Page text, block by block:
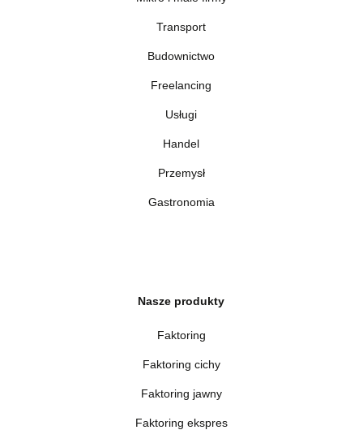
Transport
Budownictwo
Freelancing
Usługi
Handel
Przemysł
Gastronomia
Nasze produkty
Faktoring
Faktoring cichy
Faktoring jawny
Faktoring ekspres